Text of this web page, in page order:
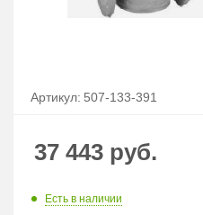
Артикул: 507-133-391
37 443 руб.
Есть в наличии